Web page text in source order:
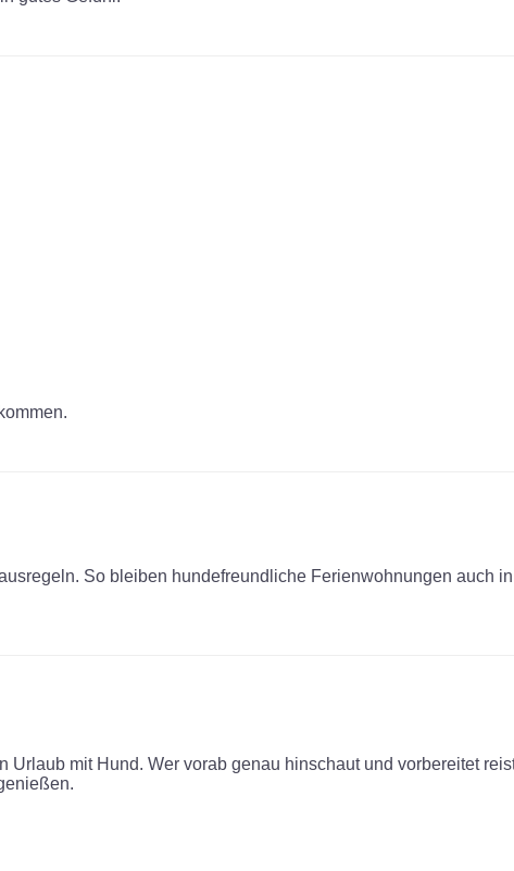
So bleiben hundefreundliche Ferienwohnungen auch
mit Hund. Wer vorab genau hinschaut und vorbereitet